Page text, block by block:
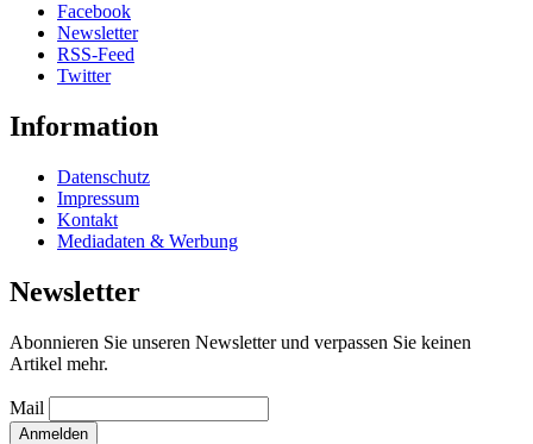
Facebook
Newsletter
RSS-Feed
Twitter
Information
Datenschutz
Impressum
Kontakt
Mediadaten & Werbung
Newsletter
Abonnieren Sie unseren Newsletter und verpassen Sie keinen
Artikel mehr.
Mail